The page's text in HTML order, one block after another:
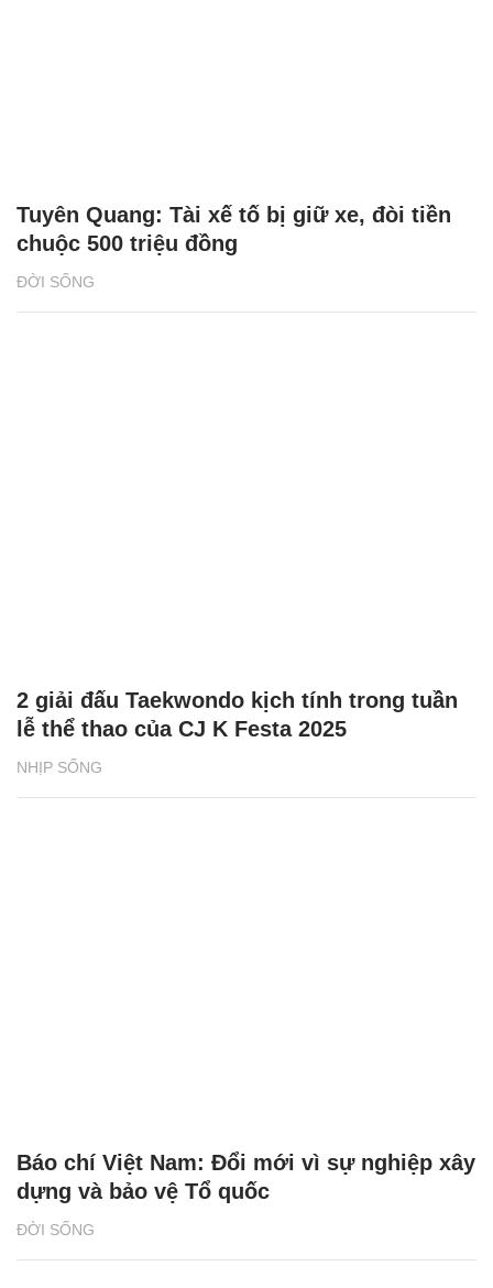
ĐỜI SỐNG
Tuyên Quang: Tài xế tố bị giữ xe, đòi tiền
chuộc 500 triệu đồng
NHỊP SỐNG
2 giải đấu Taekwondo kịch tính trong tuần
lễ thể thao của CJ K Festa 2025
ĐỜI SỐNG
Báo chí Việt Nam: Đổi mới vì sự nghiệp xây
dựng và bảo vệ Tổ quốc